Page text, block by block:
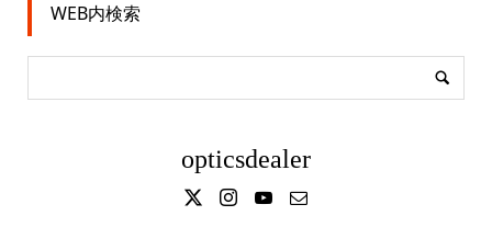
WEB内検索
opticsdealer